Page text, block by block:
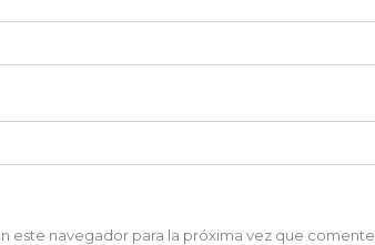
navegador para la próxima vez que comente.